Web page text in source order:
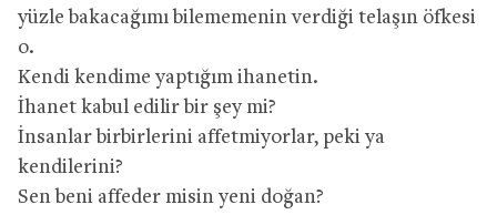
yüzle bakacağımı bilememenin verdiği telaşın öfkesi
o.
Kendi kendime yaptığım ihanetin.
İhanet kabul edilir bir şey mi?
İnsanlar birbirlerini affetmiyorlar, peki ya
kendilerini?
Sen beni affeder misin yeni doğan?